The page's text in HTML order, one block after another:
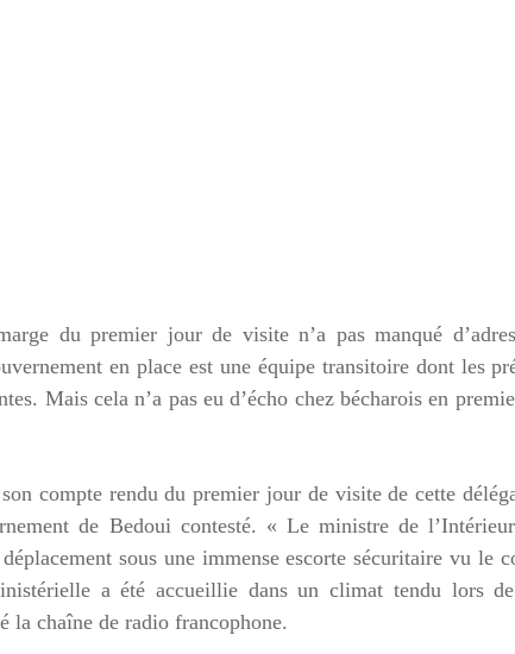
du premier jour de visite n’a pas manqué
en place est une équipe transitoire dont les
Mais cela n’a pas eu d’écho chez bécharois en
compte rendu du premier jour de visite de cette
de Bedoui contesté. « Le ministre de
sous une immense escorte sécuritaire vu le
a été accueillie dans un climat tendu lors
la chaîne de radio francophone.